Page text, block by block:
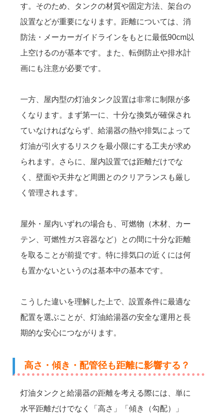
す。そのため、タンクの材質や固定方法、架台の
設置などが重要になります。距離については、消
防法・メーカーガイドラインをもとに最低90cm以
上空けるのが基本です。また、転倒防止や排水計
画にも注意が必要です。
一方、屋内型の灯油タンク設置は非常に制限が多
くなります。まず第一に、十分な換気が確保され
ていなければならず、給湯器の熱や排気によって
灯油が引火するリスクを最小限にする工夫が求め
られます。さらに、屋内設置では距離だけでな
く、壁面や天井など周囲とのクリアランスも厳し
く管理されます。
屋外・屋内いずれの場合も、可燃物（木材、カー
テン、可燃性ガス容器など）との間に十分な距離
を取ることが前提です。特に排気口の近くには何
も置かないというのは基本中の基本です。
こうした違いを理解した上で、設置条件に最適な
配置を選ぶことが、灯油給湯器の安全な運用と長
期的な安心につながります。
高さ・傾き・配管径も距離に影響する？
灯油タンクと給湯器の距離を考える際には、単に
水平距離だけでなく「高さ」「傾き（勾配）」